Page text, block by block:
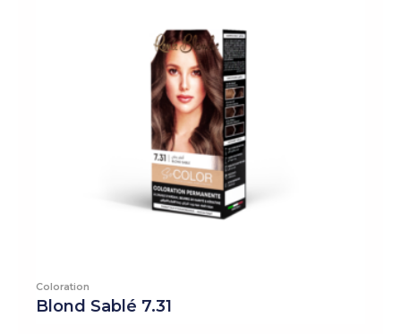
Coloration
Blond Sablé 7.31